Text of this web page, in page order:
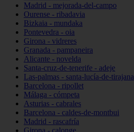
Madrid - mejorada-del-campo
Ourense - ribadavia
Bizkaia - mundaka
Pontevedra - oia
Girona - vidreres
Granada - pampaneira
Alicante - novelda
Santa-cruz-de-tenerife - adeje
Las-palmas - santa-lucía-de-tirajana
Barcelona - ripollet
Málaga - cómpeta
Asturias - cabrales
Barcelona - caldes-de-montbui
Madrid - rascafría
Girona - calonge